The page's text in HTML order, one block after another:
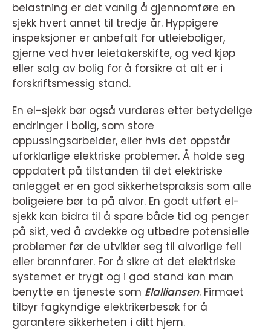
belastning er det vanlig å gjennomføre en
sjekk hvert annet til tredje år. Hyppigere
inspeksjoner er anbefalt for utleieboliger,
gjerne ved hver leietakerskifte, og ved kjøp
eller salg av bolig for å forsikre at alt er i
forskriftsmessig stand.
En el-sjekk bør også vurderes etter betydelige
endringer i bolig, som store
oppussingsarbeider, eller hvis det oppstår
uforklarlige elektriske problemer. Å holde seg
oppdatert på tilstanden til det elektriske
anlegget er en god sikkerhetspraksis som alle
boligeiere bør ta på alvor. En godt utført el-
sjekk kan bidra til å spare både tid og penger
på sikt, ved å avdekke og utbedre potensielle
problemer før de utvikler seg til alvorlige feil
eller brannfarer. For å sikre at det elektriske
systemet er trygt og i god stand kan man
benytte en tjeneste som Elalliansen. Firmaet
tilbyr fagkyndige elektrikerbesøk for å
garantere sikkerheten i ditt hjem.